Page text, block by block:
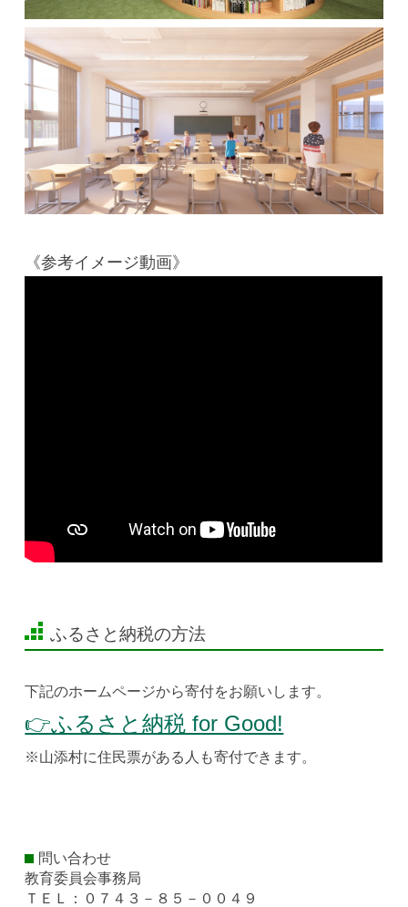
《参考イメージ動画》
ふるさと納税の方法
下記のホームページから寄付をお願いします。
👉ふるさと納税 for Good!
※山添村に住民票がある人も寄付できます。
問い合わせ
教育委員会事務局
ＴＥＬ：０７４３－８５－００４９